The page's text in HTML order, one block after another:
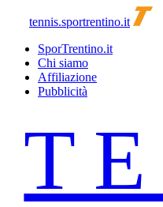
tennis.sportrentino.it
SporTrentino.it
Chi siamo
Affiliazione
Pubblicità